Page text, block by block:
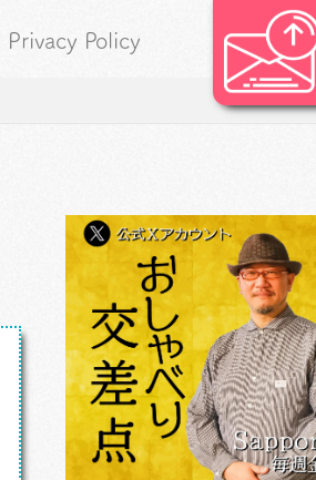
Privacy Policy